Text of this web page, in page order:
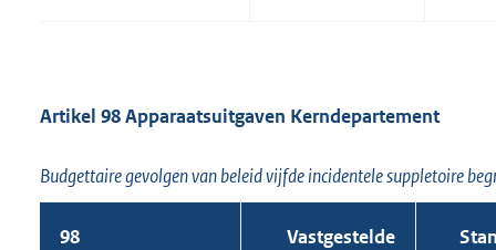
Artikel 98 Apparaatsuitgaven Kerndepartement
Budgettaire gevolgen van beleid vijfde incidentele suppletoire
98
Vastgestelde